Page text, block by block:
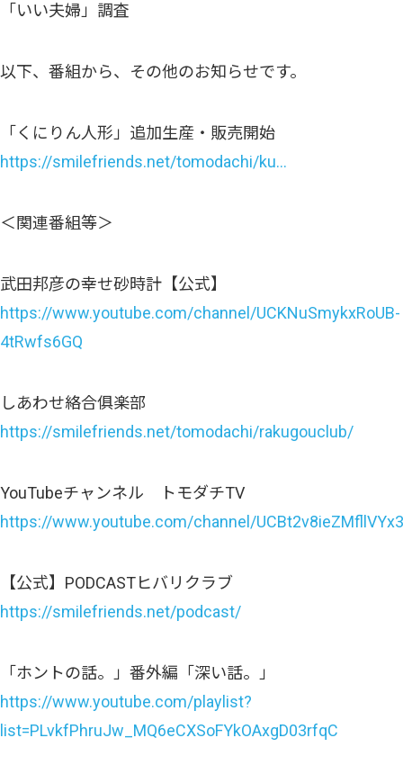
「いい夫婦」調査
以下、番組から、その他のお知らせです。
「くにりん人形」追加生産・販売開始
https://smilefriends.net/tomodachi/ku…
＜関連番組等＞
武田邦彦の幸せ砂時計【公式】
https://www.youtube.com/channel/UCKNuSmykxRoUB-
4tRwfs6GQ
しあわせ絡合俱楽部
https://smilefriends.net/tomodachi/rakugouclub/
YouTubeチャンネル トモダチTV
https://www.youtube.com/channel/
【公式】PODCASTヒバリクラブ
https://smilefriends.net/podcast/
「ホントの話。」番外編「深い話。」
https://www.youtube.com/playlist?
list=PLvkfPhruJw_MQ6eCXSoFYkOAxgD03rfqC